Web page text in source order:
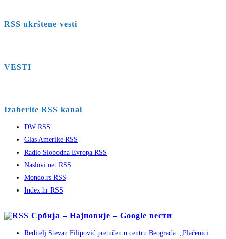
RSS ukrštene vesti
VESTI
Izaberite RSS kanal
DW RSS
Glas Amerike RSS
Radio Slobodna Evropa RSS
Naslovi.net RSS
Mondo.rs RSS
Index.hr RSS
Србија – Најновије – Google вести
Reditelj Stevan Filipović pretučen u centru Beograda: „Plaćenici